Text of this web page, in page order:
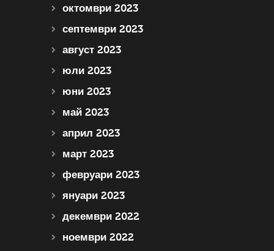
октомври 2023
септември 2023
август 2023
юли 2023
юни 2023
май 2023
април 2023
март 2023
февруари 2023
януари 2023
декември 2022
ноември 2022